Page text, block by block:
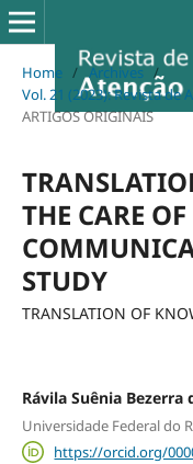
Home / Archives /
Vol. 21 (2023): Revista de
ARTIGOS ORIGINAIS
THE CARE
STUDY
TRANSLATION OF
Rávila Suênia Bezerra
Universidade Federal do
https://orcid.org/